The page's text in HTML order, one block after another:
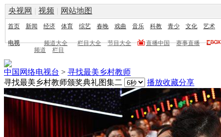
央视网 | 视频 | 网站地图
首页 新闻 经济 体育 综艺 春晚 戏曲 音乐 科教 青少 文化 艺术
电视 频道大全 栏目大全 节目大全 直播中国
赛事直播
频道
栏目
中国网络电视台 > 寻找最美乡村教师
寻找最美乡村教师颁奖典礼图集二
播放收藏分享